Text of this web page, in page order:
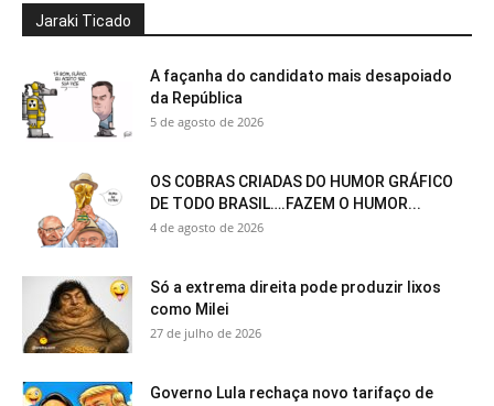
Jaraki Ticado
A façanha do candidato mais desapoiado
da República
5 de agosto de 2026
OS COBRAS CRIADAS DO HUMOR GRÁFICO
DE TODO BRASIL….FAZEM O HUMOR...
4 de agosto de 2026
Só a extrema direita pode produzir lixos
como Milei
27 de julho de 2026
Governo Lula rechaça novo tarifaço de